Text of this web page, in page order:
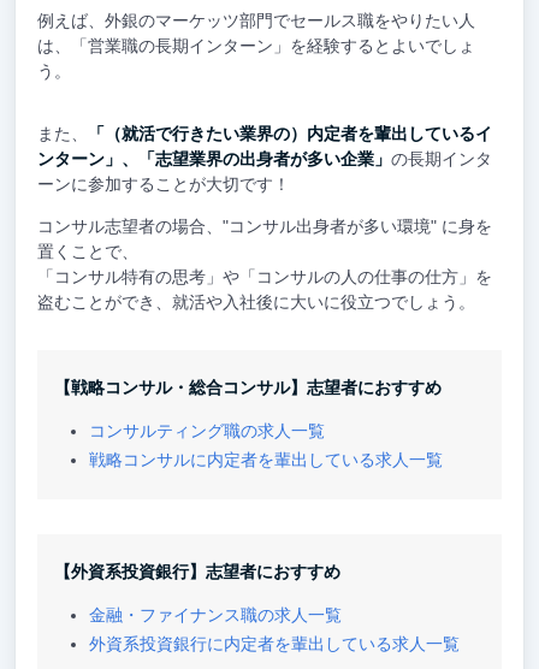
例えば、外銀のマーケッツ部門でセールス職をやりたい人
は、「営業職の長期インターン」を経験するとよいでしょ
う。
また、
「（就活で行きたい業界の）内定者を輩出しているイ
ンターン」、「志望業界の出身者が多い企業」 の長期インタ
ーンに参加することが大切です！
コンサル志望者の場合、"コンサル出身者が多い環境" に身を
置くことで、
「コンサル特有の思考」や「コンサルの人の仕事の仕方」を
盗むことができ、就活や入社後に大いに役立つでしょう。
【戦略コンサル・総合コンサル】志望者におすすめ
コンサルティング職の求人一覧
戦略コンサルに内定者を輩出している求人一覧
【外資系投資銀行】志望者におすすめ
金融・ファイナンス職の求人一覧
外資系投資銀行に内定者を輩出している求人一覧